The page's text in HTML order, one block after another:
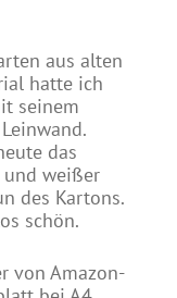
aus alten
hatte ich
seinem
das
und weißer
des Kartons.
schön.
von Amazon-